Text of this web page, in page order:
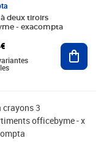
deux tiroirs
- exacompta